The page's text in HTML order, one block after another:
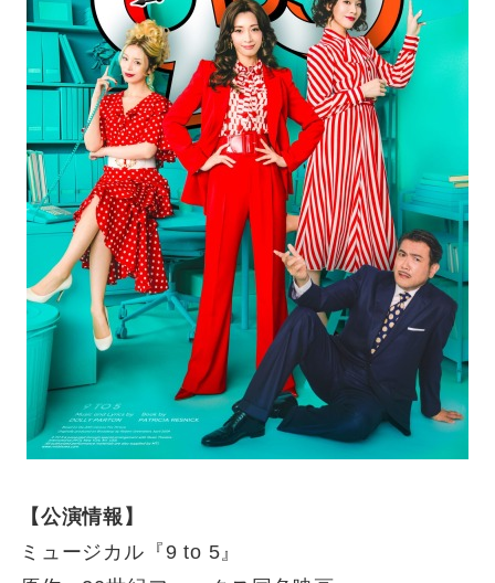
【公演情報】
ミュージカル『9 to 5』